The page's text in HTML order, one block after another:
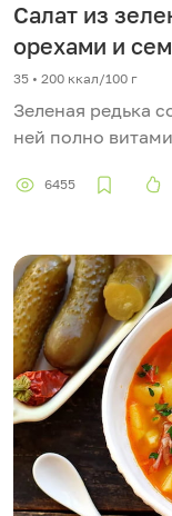
Салат из
орехами и
35 • 200 ккал/100 г
Зеленая редька
ней полно
6455